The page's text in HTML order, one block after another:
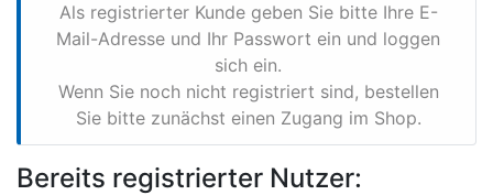
Als registrierter Kunde geben Sie bitte Ihre E-
Mail-Adresse und Ihr Passwort ein und loggen
sich ein.
Wenn Sie noch nicht registriert sind, bestellen
Sie bitte zunächst einen Zugang im Shop.
Bereits registrierter Nutzer: